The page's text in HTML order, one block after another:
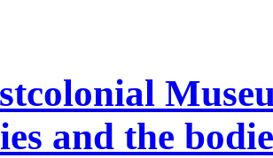
and the